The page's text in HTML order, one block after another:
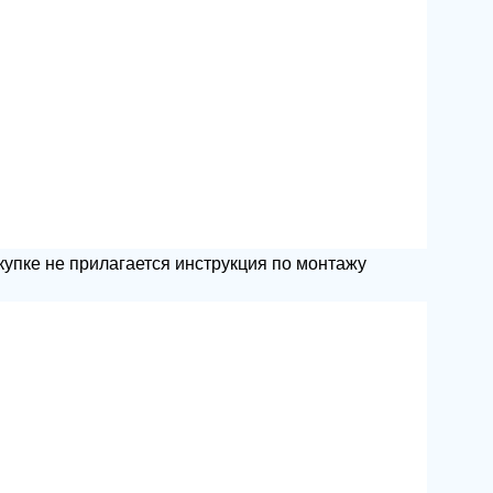
так, чтобы конструкция не шаталась.
раковины? Где разместить чашу, чтобы
не прилагается инструкция по монтажу
для нее локации — ошибки неизбежны.
и подберет крепежи, купит
и расчета сметы, звоните по номеру на сайте.